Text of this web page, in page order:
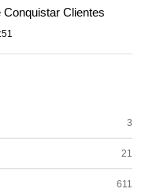
Clientes
3
21
611